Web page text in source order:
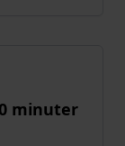
minuter